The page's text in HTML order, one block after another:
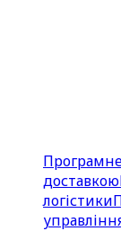
доставкою
логістики